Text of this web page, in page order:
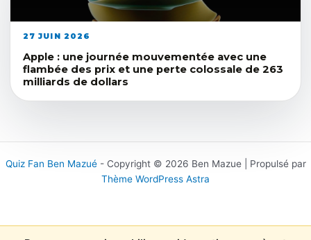
27 JUIN 2026
Apple : une journée mouvementée avec une
flambée des prix et une perte colossale de 263
milliards de dollars
Quiz Fan Ben Mazué- Copyright © 2026 Ben Mazue | Propulsé par
Thème WordPress Astra